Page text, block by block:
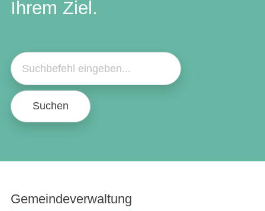
Ihrem Ziel.
Suchen
Gemeindeverwaltung